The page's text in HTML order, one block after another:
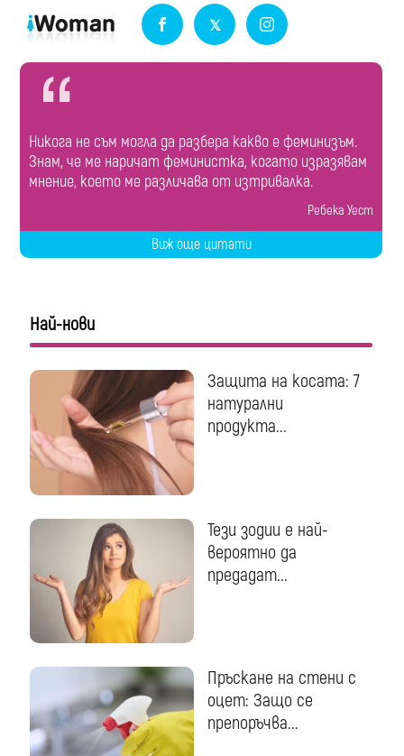
Никога не съм могла да разбера какво е феминизъм.
Знам, че ме наричат феминистка, когато изразявам
мнение, което ме различава от изтривалка.
Ребека Уест
Виж още цитати
Най-нови
Защита на косата: 7
натурални
продукта...
Тези зодии е най-
вероятно да
предадат...
Пръскане на стени с
оцет: Защо се
препоръчва...